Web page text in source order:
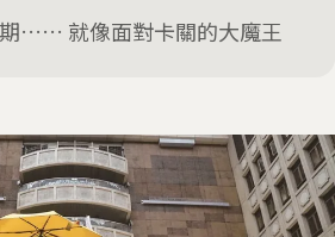
…… 就像面對卡關的大魔王